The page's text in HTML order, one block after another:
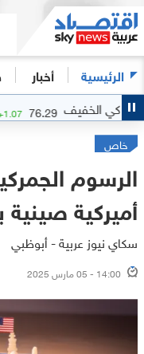
الرئيسية أخبار
76.29
+1.07
+1.42%)
خاص
الرسوم
أميركية
سكاي نيوز عربية - أبوظبي
14:00 - 05 مارس 2025